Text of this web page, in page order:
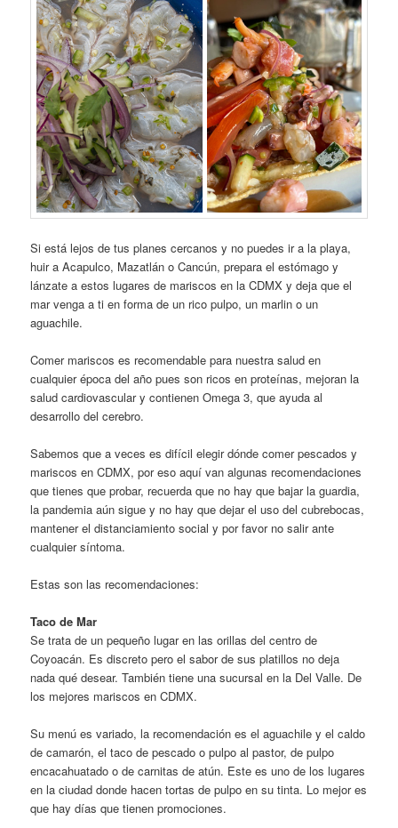
Si está lejos de tus planes cercanos y no puedes ir a la playa,
huir a Acapulco, Mazatlán o Cancún, prepara el estómago y
lánzate a estos lugares de mariscos en la CDMX y deja que el
mar venga a ti en forma de un rico pulpo, un marlin o un
aguachile.
Comer mariscos es recomendable para nuestra salud en
cualquier época del año pues son ricos en proteínas, mejoran la
salud cardiovascular y contienen Omega 3, que ayuda al
desarrollo del cerebro.
Sabemos que a veces es difícil elegir dónde comer pescados y
mariscos en CDMX, por eso aquí van algunas recomendaciones
que tienes que probar, recuerda que no hay que bajar la guardia,
la pandemia aún sigue y no hay que dejar el uso del cubrebocas,
mantener el distanciamiento social y por favor no salir ante
cualquier síntoma.
Estas son las recomendaciones:
Taco de Mar
Se trata de un pequeño lugar en las orillas del centro de
Coyoacán. Es discreto pero el sabor de sus platillos no deja
nada qué desear. También tiene una sucursal en la Del Valle. De
los mejores mariscos en CDMX.
Su menú es variado, la recomendación es el aguachile y el caldo
de camarón, el taco de pescado o pulpo al pastor, de pulpo
encacahuatado o de carnitas de atún. Este es uno de los lugares
en la ciudad donde hacen tortas de pulpo en su tinta. Lo mejor es
que hay días que tienen promociones.